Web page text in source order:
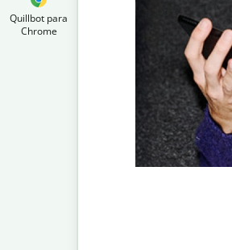
Quillbot para
Chrome